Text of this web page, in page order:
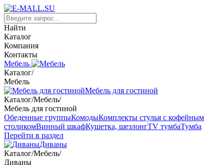
Найти
Каталог
Компания
Контакты
Мебель
Каталог/
Мебель
Мебель для гостиной
Каталог/Мебель/
Мебель для гостиной
Обеденные группыКомодыКомплекты стулья с кофейным
столикомВинный шкафКушетка, шезлонгTV тумбаТумба
Перейти в раздел
Диваны
Каталог/Мебель/
Диваны